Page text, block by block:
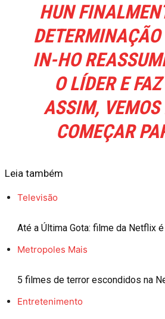
HUN
IN-HO
O LÍDER E
ASSIM, VEMOS
COMEÇAR
Leia também
Televisão
Até a Última Gota: filme da Netflix
Metropoles Mais
5 filmes de terror escondidos na
Entretenimento